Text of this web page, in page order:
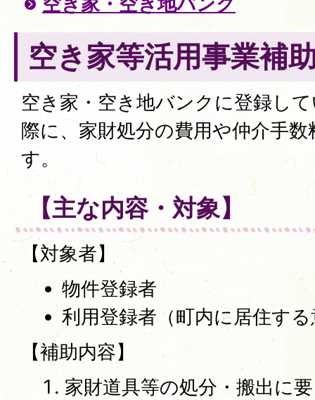
空き家等活用事業補
空き家・空き地バンクに登録し
際に、家財処分の費用や仲介手
す。
【主な内容・対象】
【対象者】
物件登録者
利用登録者（町内に居住す
【補助内容】
家財道具等の処分・搬出に